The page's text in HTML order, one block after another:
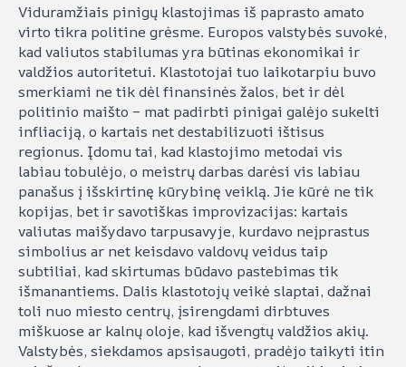
Viduramžiais pinigų klastojimas iš paprasto amato
virto tikra politine grėsme. Europos valstybės suvokė,
kad valiutos stabilumas yra būtinas ekonomikai ir
valdžios autoritetui. Klastotojai tuo laikotarpiu buvo
smerkiami ne tik dėl finansinės žalos, bet ir dėl
politinio maišto – mat padirbti pinigai galėjo sukelti
infliaciją, o kartais net destabilizuoti ištisus
regionus. Įdomu tai, kad klastojimo metodai vis
labiau tobulėjo, o meistrų darbas darėsi vis labiau
panašus į išskirtinę kūrybinę veiklą. Jie kūrė ne tik
kopijas, bet ir savotiškas improvizacijas: kartais
valiutas maišydavo tarpusavyje, kurdavo neįprastus
simbolius ar net keisdavo valdovų veidus taip
subtiliai, kad skirtumas būdavo pastebimas tik
išmanantiems. Dalis klastotojų veikė slaptai, dažnai
toli nuo miesto centrų, įsirengdami dirbtuves
miškuose ar kalnų oloje, kad išvengtų valdžios akių.
Valstybės, siekdamos apsisaugoti, pradėjo taikyti itin